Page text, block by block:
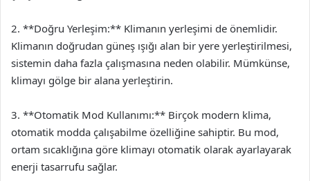
2. **Doğru Yerleşim:** Klimanın yerleşimi de önemlidir.
Klimanın doğrudan güneş ışığı alan bir yere yerleştirilmesi,
sistemin daha fazla çalışmasına neden olabilir. Mümkünse,
klimayı gölge bir alana yerleştirin.
3. **Otomatik Mod Kullanımı:** Birçok modern klima,
otomatik modda çalışabilme özelliğine sahiptir. Bu mod,
ortam sıcaklığına göre klimayı otomatik olarak ayarlayarak
enerji tasarrufu sağlar.